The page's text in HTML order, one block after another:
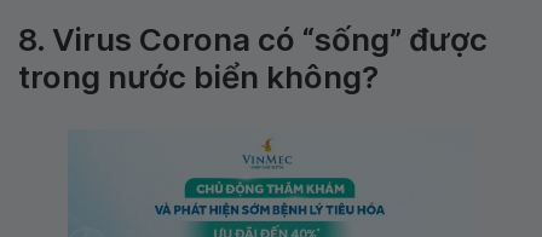
8. Virus Corona có “sống” được
trong nước biển không?